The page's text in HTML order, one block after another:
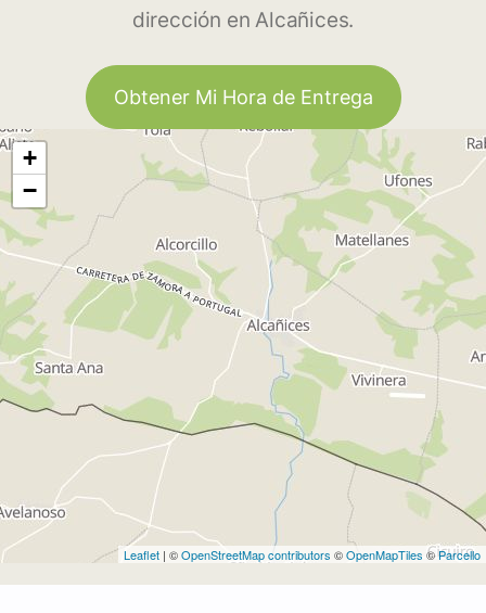
dirección en Alcañices.
Obtener Mi Hora de Entrega
+
−
Leaflet | ©OpenStreetMap contributors ©OpenMapTiles ©Parcello